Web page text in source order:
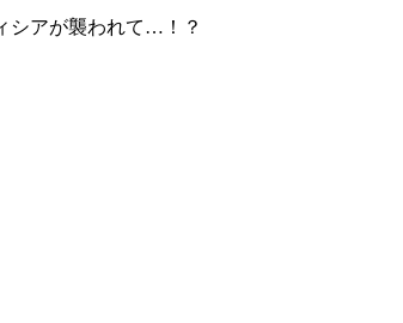
シアが襲われて…！？